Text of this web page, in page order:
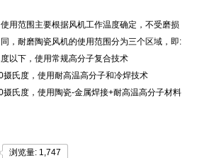
用范围主要根据风机工作温度确定，不受磨损
，耐磨陶瓷风机的使用范围分为三个区域，即:
以下，使用常规高分子复合技术
氏度，使用耐高温高分子和冷焊技术
氏度，使用陶瓷-金属焊接+耐高温高分子材料
浏览量: 1,747